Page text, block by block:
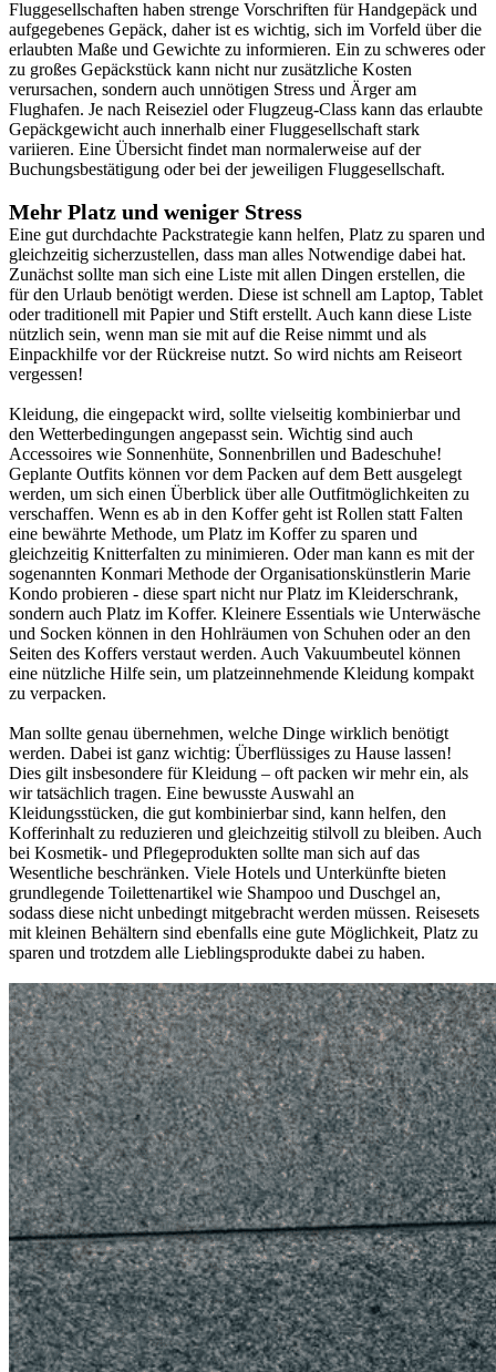
Fluggesellschaften haben strenge Vorschriften für Handgepäck und
aufgegebenes Gepäck, daher ist es wichtig, sich im Vorfeld über die
erlaubten Maße und Gewichte zu informieren. Ein zu schweres oder
zu großes Gepäckstück kann nicht nur zusätzliche Kosten
verursachen, sondern auch unnötigen Stress und Ärger am
Flughafen. Je nach Reiseziel oder Flugzeug-Class kann das erlaubte
Gepäckgewicht auch innerhalb einer Fluggesellschaft stark
variieren. Eine Übersicht findet man normalerweise auf der
Buchungsbestätigung oder bei der jeweiligen Fluggesellschaft.
Mehr Platz und weniger Stress
Eine gut durchdachte Packstrategie kann helfen, Platz zu sparen und
gleichzeitig sicherzustellen, dass man alles Notwendige dabei hat.
Zunächst sollte man sich eine Liste mit allen Dingen erstellen, die
für den Urlaub benötigt werden. Diese ist schnell am Laptop, Tablet
oder traditionell mit Papier und Stift erstellt. Auch kann diese Liste
nützlich sein, wenn man sie mit auf die Reise nimmt und als
Einpackhilfe vor der Rückreise nutzt. So wird nichts am Reiseort
vergessen!
Kleidung, die eingepackt wird, sollte vielseitig kombinierbar und
den Wetterbedingungen angepasst sein. Wichtig sind auch
Accessoires wie Sonnenhüte, Sonnenbrillen und Badeschuhe!
Geplante Outfits können vor dem Packen auf dem Bett ausgelegt
werden, um sich einen Überblick über alle Outfitmöglichkeiten zu
verschaffen. Wenn es ab in den Koffer geht ist Rollen statt Falten
eine bewährte Methode, um Platz im Koffer zu sparen und
gleichzeitig Knitterfalten zu minimieren. Oder man kann es mit der
sogenannten Konmari Methode der Organisationskünstlerin Marie
Kondo probieren - diese spart nicht nur Platz im Kleiderschrank,
sondern auch Platz im Koffer. Kleinere Essentials wie Unterwäsche
und Socken können in den Hohlräumen von Schuhen oder an den
Seiten des Koffers verstaut werden. Auch Vakuumbeutel können
eine nützliche Hilfe sein, um platzeinnehmende Kleidung kompakt
zu verpacken.
Man sollte genau übernehmen, welche Dinge wirklich benötigt
werden. Dabei ist ganz wichtig: Überflüssiges zu Hause lassen!
Dies gilt insbesondere für Kleidung – oft packen wir mehr ein, als
wir tatsächlich tragen. Eine bewusste Auswahl an
Kleidungsstücken, die gut kombinierbar sind, kann helfen, den
Kofferinhalt zu reduzieren und gleichzeitig stilvoll zu bleiben. Auch
bei Kosmetik- und Pflegeprodukten sollte man sich auf das
Wesentliche beschränken. Viele Hotels und Unterkünfte bieten
grundlegende Toilettenartikel wie Shampoo und Duschgel an,
sodass diese nicht unbedingt mitgebracht werden müssen. Reisesets
mit kleinen Behältern sind ebenfalls eine gute Möglichkeit, Platz zu
sparen und trotzdem alle Lieblingsprodukte dabei zu haben.